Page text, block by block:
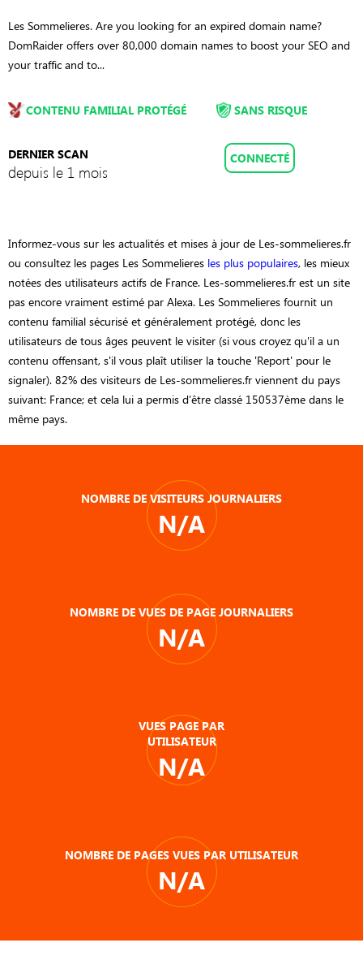
Les Sommelieres. Are you looking for an expired domain name?
DomRaider offers over 80,000 domain names to boost your SEO and
your traffic and to...
CONTENU FAMILIAL PROTÉGÉ
DERNIER SCAN
depuis le 1 mois
SANS RISQUE
CONNECTÉ
Informez-vous sur les actualités et mises à jour de Les-sommelieres.fr
ou consultez les pages Les Sommelieres les plus populaires, les mieux
notées des utilisateurs actifs de France. Les-sommelieres.fr est un site
pas encore vraiment estimé par Alexa. Les Sommelieres fournit un
contenu familial sécurisé et généralement protégé, donc les
utilisateurs de tous âges peuvent le visiter (si vous croyez qu'il a un
contenu offensant, s'il vous plaît utiliser la touche 'Report' pour le
signaler). 82% des visiteurs de Les-sommelieres.fr viennent du pays
suivant: France; et cela lui a permis d’être classé 150537ème dans le
même pays.
NOMBRE DE VISITEURS JOURNALIERS
N/A
NOMBRE DE VUES DE PAGE JOURNALIERS
N/A
VUES PAGE PAR
UTILISATEUR
N/A
NOMBRE DE PAGES VUES PAR UTILISATEUR
N/A